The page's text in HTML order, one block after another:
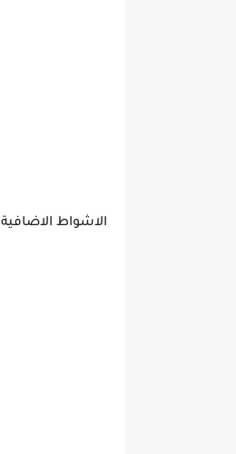
الاشواط الاضافية